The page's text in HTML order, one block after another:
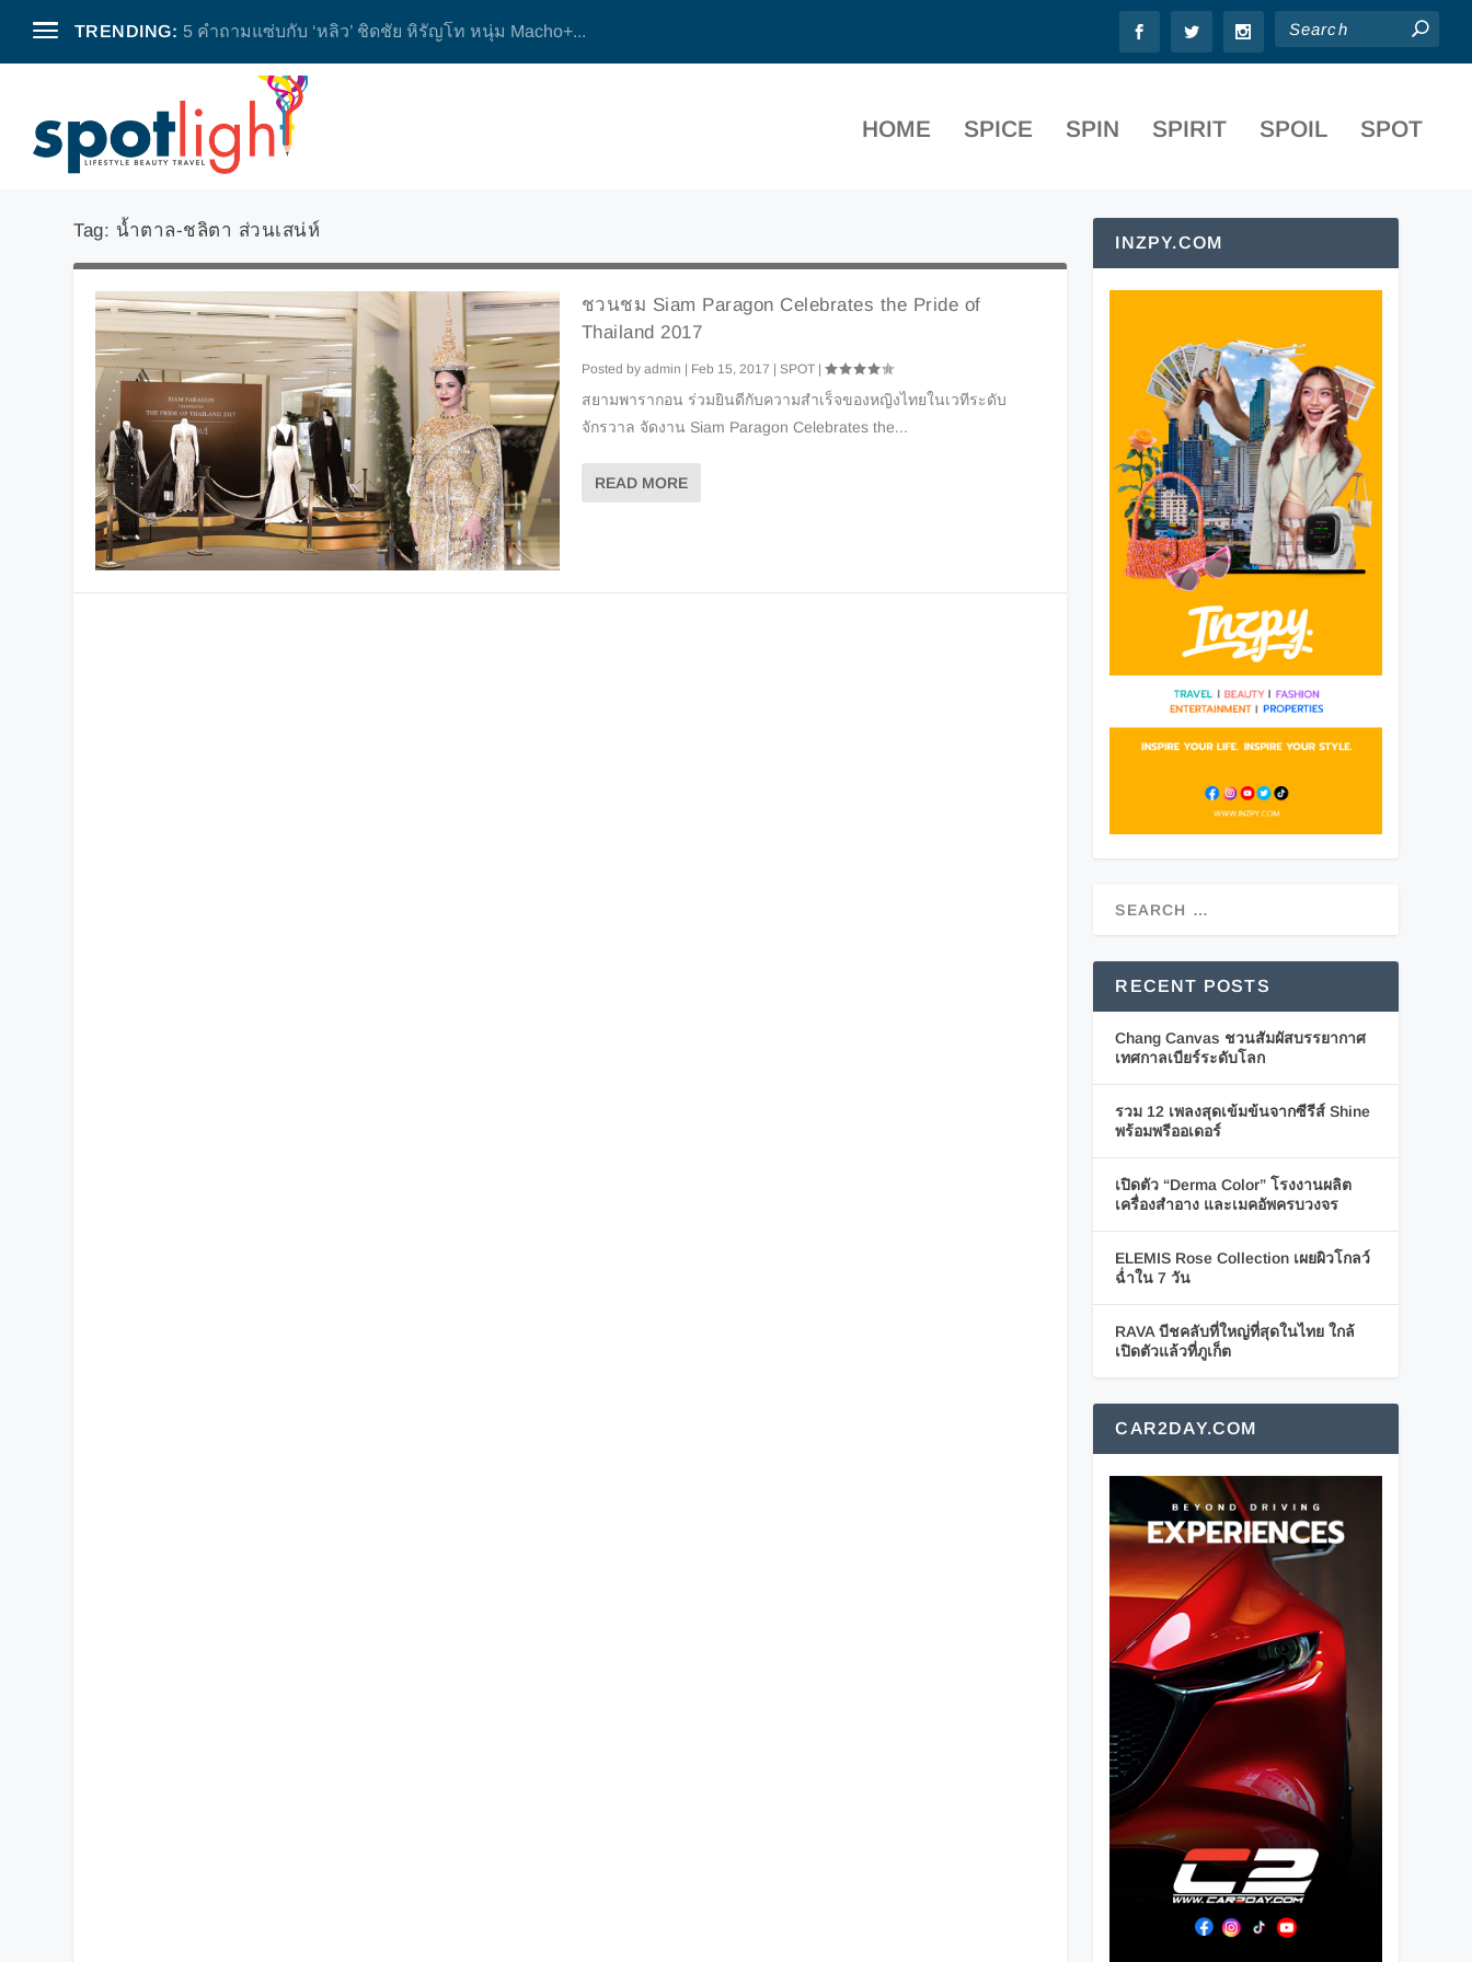
TRENDING: 5 คำถามแซ่บกับ ‘หลิว’ ชิดชัย หิรัญโท หนุ่ม Macho+...
HOME SPICE SPIN SPIRIT SPOIL SPOT
Tag: น้ำตาล-ชลิตา ส่วนเสน่ห์
ชวนชม Siam Paragon Celebrates the Pride of
Thailand 2017
Posted by admin | Feb 15, 2017 | SPOT|
สยามพารากอน ร่วมยินดีกับความสำเร็จของหญิงไทยในเวทีระดับ
จักรวาล จัดงาน Siam Paragon Celebrates the...
READ MORE
INZPY.COM
RECENT POSTS
Chang Canvas ชวนสัมผัสบรรยากาศ
เทศกาลเบียร์ระดับโลก
รวม 12 เพลงสุดเข้มข้นจากซีรีส์ Shine
พร้อมพรีออเดอร์
เปิดตัว “Derma Color” โรงงานผลิต
เครื่องสำอาง และเมคอัพครบวงจร
ELEMIS Rose Collection เผยผิวโกลว์
ฉ่ำใน 7 วัน
RAVA บีชคลับที่ใหญ่ที่สุดในไทย ใกล้
เปิดตัวแล้วที่ภูเก็ต
CAR2DAY.COM